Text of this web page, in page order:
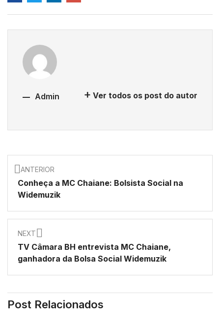
Admin Ver todos os post do autor
ANTERIOR
Conheça a MC Chaiane: Bolsista Social na
Widemuzik
NEXT
TV Câmara BH entrevista MC Chaiane,
ganhadora da Bolsa Social Widemuzik
Post Relacionados